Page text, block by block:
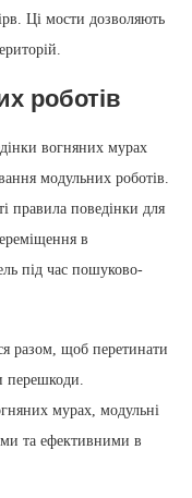
Ці мости дозволяють
роботів
вогняних мурах
модульних роботів.
правила поведінки для
в
під час пошуково-
разом, щоб перетинати
перешкоди.
мурах, модульні
та ефективними в